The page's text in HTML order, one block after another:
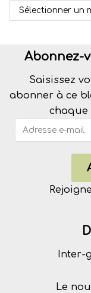
Abonnez-
Saisissez
abonner à ce
chaque
Inter-
Le